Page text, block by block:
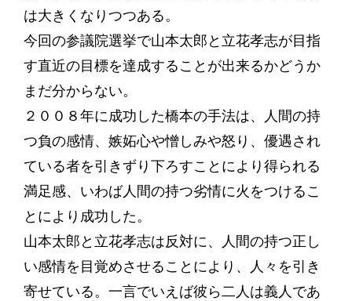
は大きくなりつつある。
今回の参議院選挙で山本太郎と立花孝志が目指
す直近の目標を達成することが出来るかどうか
まだ分からない。
２００８年に成功した橋本の手法は、人間の持
つ負の感情、嫉妬心や憎しみや怒り、優遇され
ている者を引きずり下ろすことにより得られる
満足感、いわば人間の持つ劣情に火をつけるこ
とにより成功した。
山本太郎と立花孝志は反対に、人間の持つ正し
い感情を目覚めさせることにより、人々を引き
寄せている。一言でいえば彼ら二人は義人であ